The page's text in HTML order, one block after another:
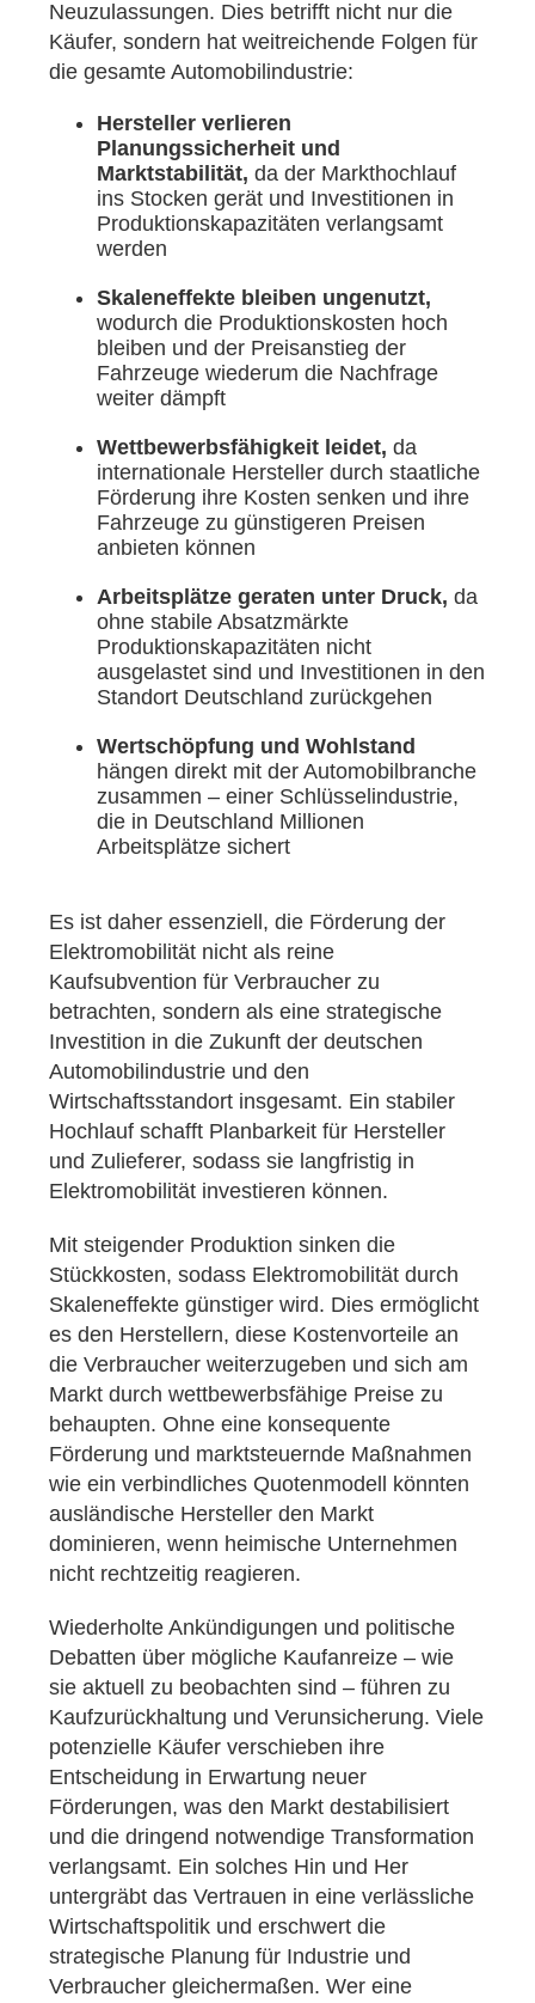
Neuzulassungen. Dies betrifft nicht nur die
Käufer, sondern hat weitreichende Folgen für
die gesamte Automobilindustrie:
Hersteller verlieren
Planungssicherheit und
Marktstabilität, da der Markthochlauf
ins Stocken gerät und Investitionen in
Produktionskapazitäten verlangsamt
werden
Skaleneffekte bleiben ungenutzt,
wodurch die Produktionskosten hoch
bleiben und der Preisanstieg der
Fahrzeuge wiederum die Nachfrage
weiter dämpft
Wettbewerbsfähigkeit leidet, da
internationale Hersteller durch staatliche
Förderung ihre Kosten senken und ihre
Fahrzeuge zu günstigeren Preisen
anbieten können
Arbeitsplätze geraten unter Druck, da
ohne stabile Absatzmärkte
Produktionskapazitäten nicht
ausgelastet sind und Investitionen in den
Standort Deutschland zurückgehen
Wertschöpfung und Wohlstand
hängen direkt mit der Automobilbranche
zusammen – einer Schlüsselindustrie,
die in Deutschland Millionen
Arbeitsplätze sichert
Es ist daher essenziell, die Förderung der
Elektromobilität nicht als reine
Kaufsubvention für Verbraucher zu
betrachten, sondern als eine strategische
Investition in die Zukunft der deutschen
Automobilindustrie und den
Wirtschaftsstandort insgesamt. Ein stabiler
Hochlauf schafft Planbarkeit für Hersteller
und Zulieferer, sodass sie langfristig in
Elektromobilität investieren können.
Mit steigender Produktion sinken die
Stückkosten, sodass Elektromobilität durch
Skaleneffekte günstiger wird. Dies ermöglicht
es den Herstellern, diese Kostenvorteile an
die Verbraucher weiterzugeben und sich am
Markt durch wettbewerbsfähige Preise zu
behaupten. Ohne eine konsequente
Förderung und marktsteuernde Maßnahmen
wie ein verbindliches Quotenmodell könnten
ausländische Hersteller den Markt
dominieren, wenn heimische Unternehmen
nicht rechtzeitig reagieren.
Wiederholte Ankündigungen und politische
Debatten über mögliche Kaufanreize – wie
sie aktuell zu beobachten sind – führen zu
Kaufzurückhaltung und Verunsicherung. Viele
potenzielle Käufer verschieben ihre
Entscheidung in Erwartung neuer
Förderungen, was den Markt destabilisiert
und die dringend notwendige Transformation
verlangsamt. Ein solches Hin und Her
untergräbt das Vertrauen in eine verlässliche
Wirtschaftspolitik und erschwert die
strategische Planung für Industrie und
Verbraucher gleichermaßen. Wer eine